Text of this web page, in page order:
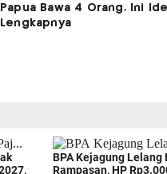
Papua Bawa 4 Orang, Ini
Lengkapnya